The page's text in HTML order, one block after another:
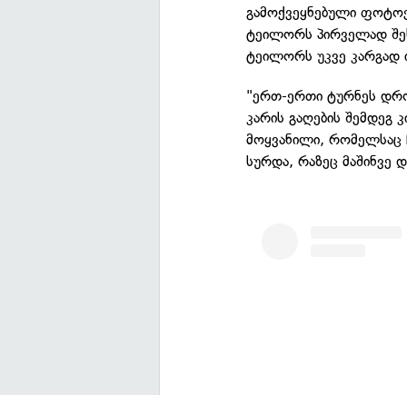
გამოქვეყნებული
ტეილორს პირველად
ტეილორს უკვე კარგად
"ერთ-ერთი ტურნეს
კარის გაღების
მოყვანილი, რომელსაც
სურდა, რაზეც მაშინვე